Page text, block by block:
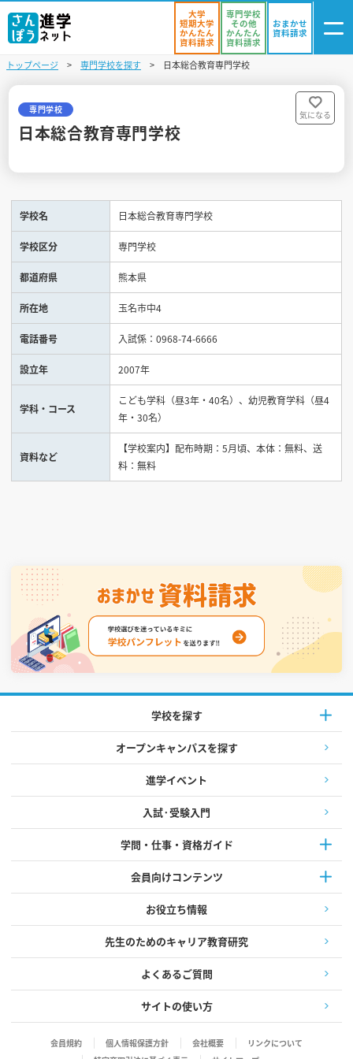
資料リスト
進学イベント
入試・受験入門
お役立ち情報
見学会WEB手引書
校内オンラインガイダンス
アンケートフォーム（学校用）
大学
短期大学
かんたん
資料請求
専門学校
その他
かんたん
資料請求
おまかせ
資料請求
トップページ 専門学校を探す 日本総合教育専門学校
専門学校
日本総合教育専門学校
気になる
学校名 日本総合教育専門学校
学校区分 専門学校
都道府県 熊本県
所在地 玉名市中4
電話番号 入試係：0968-74-6666
設立年 2007年
学科・コース
こども学科（昼3年・40名）、幼児教育学科（昼4
年・30名）
資料など
【学校案内】配布時期：5月頃、本体：無料、送
料：無料
学校を探す
オープンキャンパスを探す
進学イベント
入試·受験入門
学問・仕事・資格ガイド
会員向けコンテンツ
お役立ち情報
先生のためのキャリア教育研究
よくあるご質問
サイトの使い方
会員規約 個人情報保護方針 会社概要
リンクについて